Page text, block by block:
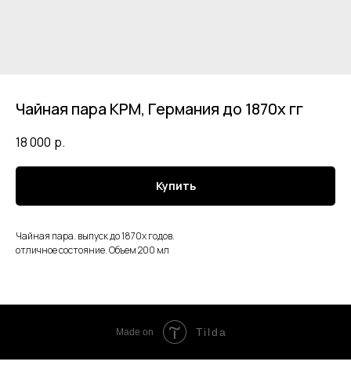
Чайная пара KPM, Германия до 1870х гг
18 000 р.
Купить
Чайная пара. выпуск до 1870х годов.
отличное состояние. Объем 200 мл
Made on Tilda